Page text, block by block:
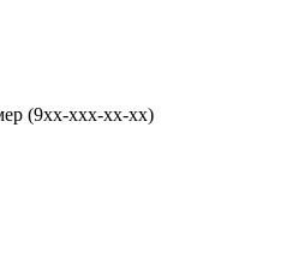
(9хх-ххх-хх-хх)